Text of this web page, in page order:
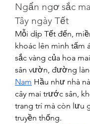
Ngẩn ngơ sắc
Tây ngày Tết
Mỗi dịp Tết đến,
khoác lên mình tấm
sắc vàng của hoa
sân vườn, đường
Nam Hầu như nhà
cây mai trước sân,
trang trí mà còn lưu
truyền thống.